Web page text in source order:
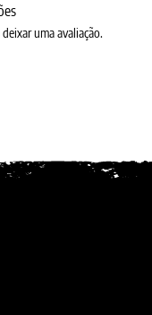
uma avaliação.